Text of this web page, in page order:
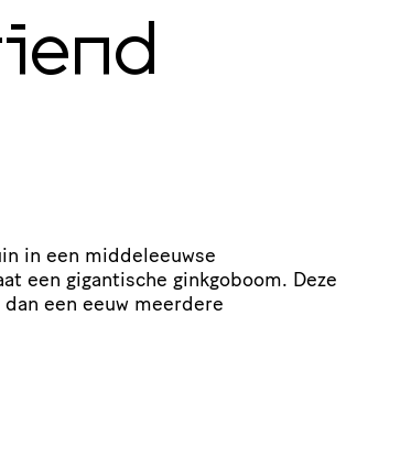
in een middeleeuwse
een gigantische ginkgoboom. Deze
een eeuw meerdere